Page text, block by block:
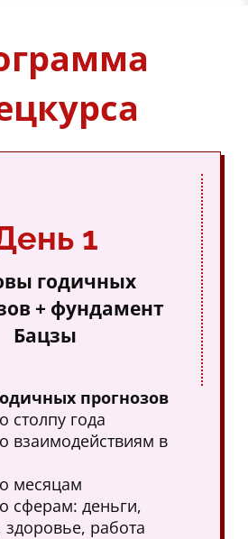
1
годичных
+ фундамент
Бацзы
прогнозов
столпу года
взаимодействиям в
месяцам
сферам: деньги,
работа